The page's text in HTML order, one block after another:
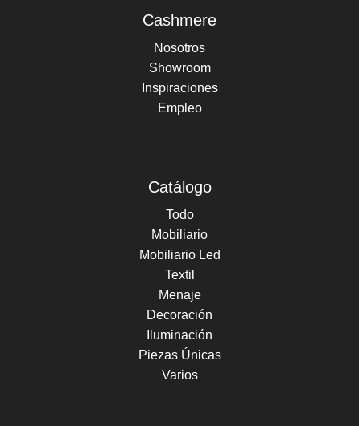
Cashmere
Nosotros
Showroom
Inspiraciones
Empleo
Catálogo
Todo
Mobiliario
Mobiliario Led
Textil
Menaje
Decoración
Iluminación
Piezas Únicas
Varios